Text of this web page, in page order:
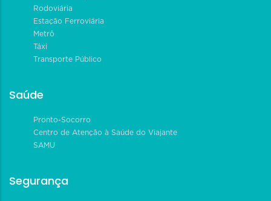
Rodoviária
Estação Ferroviária
Metrô
Táxi
Transporte Público
Saúde
Pronto-Socorro
Centro de Atenção à Saúde do Viajante
SAMU
Segurança